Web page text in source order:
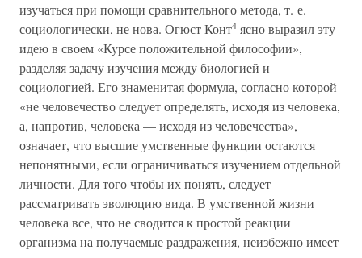
изучаться при помощи сравнительного метода, т. е.
социологически, не нова. Огюст Конт4 ясно выразил эту
идею в своем «Курсе положительной философии»,
разделяя задачу изучения между биологией и
социологией. Его знаменитая формула, согласно которой
«не человечество следует определять, исходя из человека,
а, напротив, человека — исходя из человечества»,
означает, что высшие умственные функции остаются
непонятными, если ограничиваться изучением отдельной
личности. Для того чтобы их понять, следует
рассматривать эволюцию вида. В умственной жизни
человека все, что не сводится к простой реакции
организма на получаемые раздражения, неизбежно имеет